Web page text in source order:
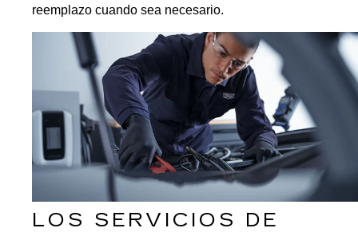
reemplazo cuando sea necesario.
LOS SERVICIOS DE